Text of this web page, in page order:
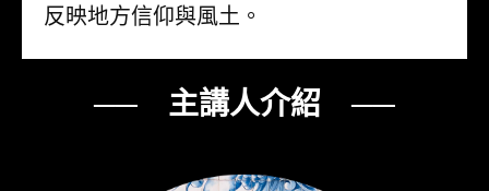
反映地方信仰與風土。
── 主講人介紹 ──